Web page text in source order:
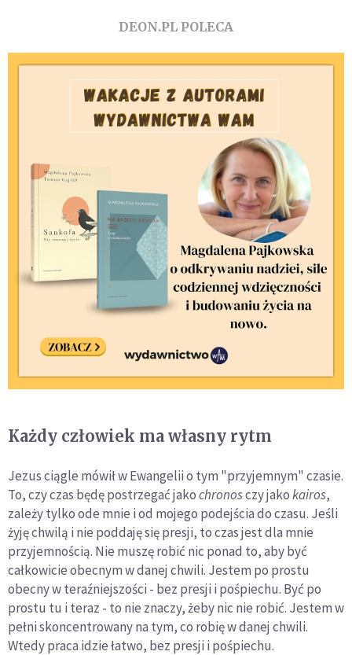
DEON.PL POLECA
Każdy człowiek ma własny rytm
Jezus ciągle mówił w Ewangelii o tym "przyjemnym" czasie.
To, czy czas będę postrzegać jakochronosczy jakokairos,
zależy tylko ode mnie i od mojego podejścia do czasu. Jeśli
żyję chwilą i nie poddaję się presji, to czas jest dla mnie
przyjemnością. Nie muszę robić nic ponad to, aby być
całkowicie obecnym w danej chwili. Jestem po prostu
obecny w teraźniejszości - bez presji i pośpiechu. Być po
prostu tu i teraz - to nie znaczy, żeby nic nie robić. Jestem w
pełni skoncentrowany na tym, co robię w danej chwili.
Wtedy praca idzie łatwo, bez presji i pośpiechu.